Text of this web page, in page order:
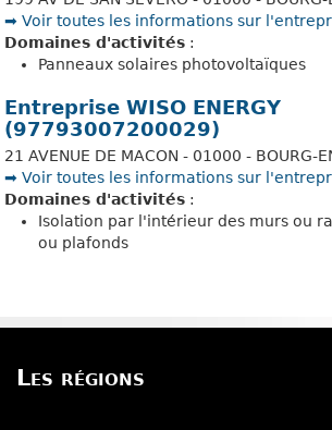
➡️ Voir toutes les informations sur
Domaines d'activités :
Panneaux solaires photovoltaïques
Entreprise WISO ENERGY
(97793007200029)
21 AVENUE DE MACON - 01000 - BOURG-
➡️ Voir toutes les informations sur
Domaines d'activités :
Isolation par l'intérieur des murs ou
ou plafonds
Les régions